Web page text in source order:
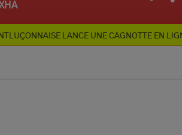
LANCE UNE CAGNOTTE EN LIGNE